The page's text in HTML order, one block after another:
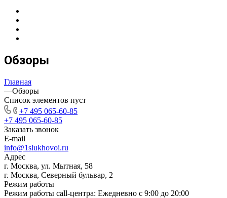
Обзоры
Главная
—Обзоры
Список элементов пуст
+7 495 065-60-85
+7 495 065-60-85
Заказать звонок
E-mail
info@1slukhovoi.ru
Адрес
г. Москва, ул. Мытная, 58
г. Москва, Северный бульвар, 2
Режим работы
Режим работы call-центра: Ежедневно с 9:00 до 20:00